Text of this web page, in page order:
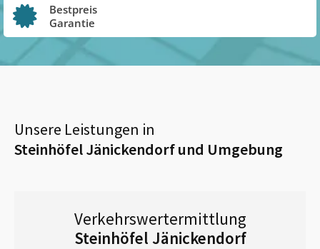
Bestpreis
Garantie
Unsere Leistungen in
Steinhöfel Jänickendorfund Umgebung
Verkehrswertermittlung
Steinhöfel Jänickendorf